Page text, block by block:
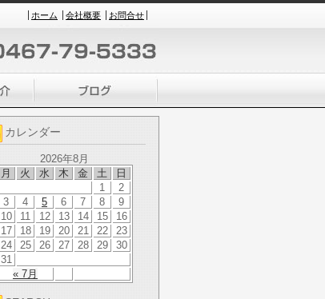
ホーム 会社概要 お問合せ
カレンダー
2026年8月
月
火 水 木 金 土 日
« 7月
1
2
3
4 5 6 7 8
9
10
11 12 13 14 15
16
17
18 19 20 21 22
23
24
25 26 27 28 29
30
31